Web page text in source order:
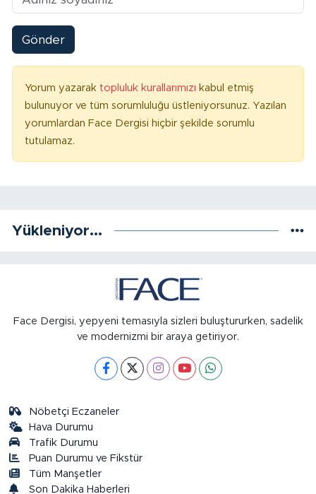
Gönder
Yorum yazarak topluluk kurallarımızı kabul etmiş
bulunuyor ve tüm sorumluluğu üstleniyorsunuz. Yazılan
yorumlardan Face Dergisi hiçbir şekilde sorumlu
tutulamaz.
Yükleniyor...
Face Dergisi, yepyeni temasıyla sizleri buluştururken, sadelik
ve modernizmi bir araya getiriyor.
Nöbetçi Eczaneler
Hava Durumu
Trafik Durumu
Puan Durumu ve Fikstür
Tüm Manşetler
Son Dakika Haberleri